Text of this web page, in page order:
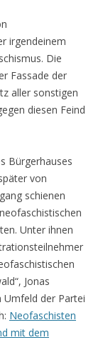
irgendeinem
Die
Fassade der
aller sonstigen
diesen Feind
Bürgerhauses
von
schienen
Unter ihnen
Jonas
Umfeld der Partei
Neofaschisten
mit dem